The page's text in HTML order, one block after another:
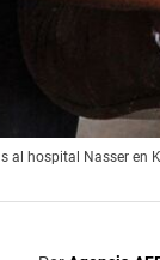
al hospital Nasser en